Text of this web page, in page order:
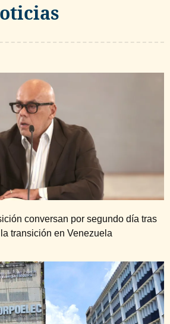
conversan por segundo día tras
transición en Venezuela